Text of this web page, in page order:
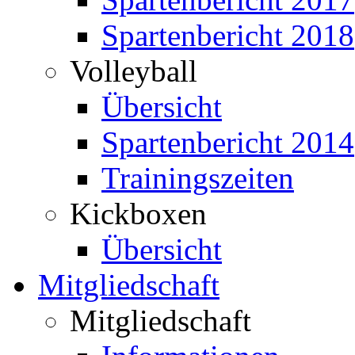
Spartenbericht 2018
Volleyball
Übersicht
Spartenbericht 2014
Trainingszeiten
Kickboxen
Übersicht
Mitgliedschaft
Mitgliedschaft